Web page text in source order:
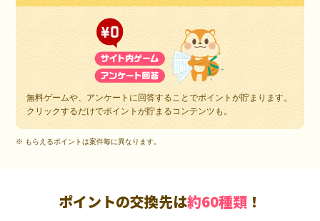
無料ゲームや、アンケートに回答することでポイントが貯まります。
クリックするだけでポイントが貯まるコンテンツも。
※ もらえるポイントは案件毎に異なります。
ポイントの交換先は約60種類 ！